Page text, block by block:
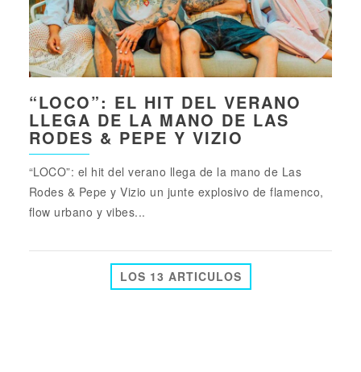
“LOCO”: EL HIT DEL VERANO
LLEGA DE LA MANO DE LAS
RODES & PEPE Y VIZIO
“LOCO”: el hit del verano llega de la mano de Las
Rodes & Pepe y Vizio un junte explosivo de flamenco,
flow urbano y vibes...
LOS 13 ARTICULOS